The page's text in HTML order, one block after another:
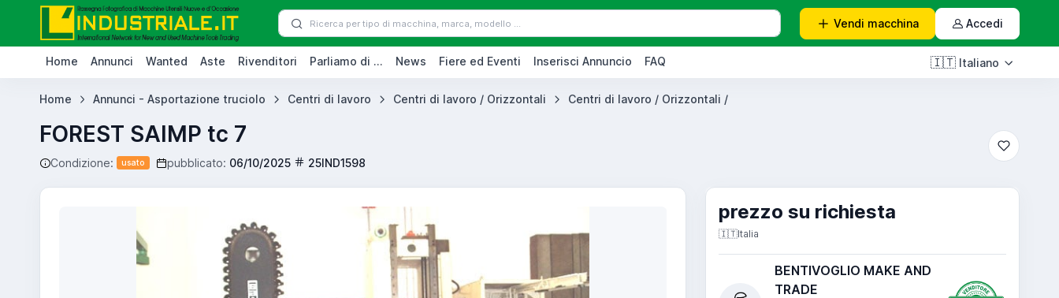
Vendi macchina Accedi
Home Annunci Wanted Aste Rivenditori Parliamo di ... News Fiere ed Eventi Inserisci Annuncio FAQ 🇮🇹 Italiano
Home Annunci - Asportazione truciolo Centri di lavoro Centri di lavoro / Orizzontali Centri di lavoro / Orizzontali /
FOREST SAIMP tc 7
Condizione: usato pubblicato: 06/10/2025 25IND1598
prezzo su richiesta
🇮🇹Italia
BENTIVOGLIO MAKE AND
TRADE